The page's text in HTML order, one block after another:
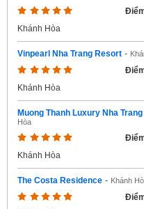
Khánh Hòa
Vinpearl Nha Trang Resort -
Khánh Hòa
Muong Thanh Luxury Nha Trang
Hòa
Khánh Hòa
The Costa Residence - Khánh